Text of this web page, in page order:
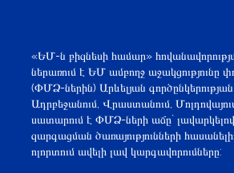
«ԵՄ-ն բիզնեսի համար»
ներառում է ԵՄ ամբողջ աջակցությունը
(ՓՄՁ-ներին) Արևելյան
Ադրբեջանում, Վրաստանում,
սատարում է ՓՄՁ-ների աճը`
զարգացման ծառայությունների
ոլորտում ավելի լավ կարգավորումները: